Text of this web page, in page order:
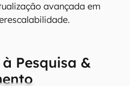
avançada em
Pesquisa &